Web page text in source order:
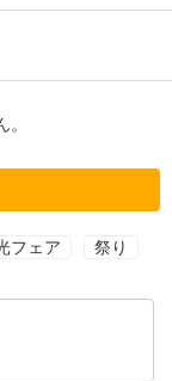
フェア 祭り